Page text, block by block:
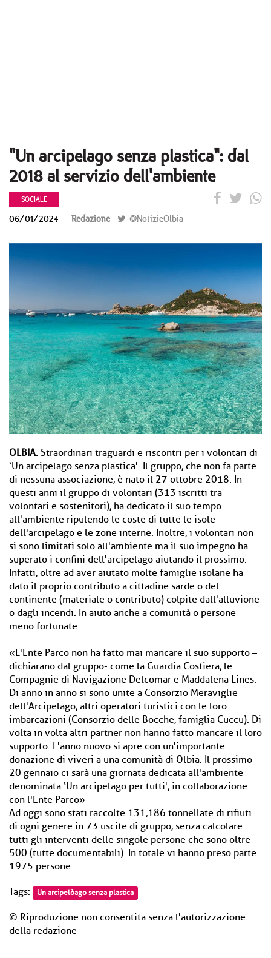
"Un arcipelago senza plastica": dal
2018 al servizio dell'ambiente
SOCIALE
06/01/2024 Redazione @NotizieOlbia
OLBIA. Straordinari traguardi e riscontri per i volontari di
‘Un arcipelago senza plastica'. Il gruppo, che non fa parte
di nessuna associazione, è nato il 27 ottobre 2018. In
questi anni il gruppo di volontari (313 iscritti tra
volontari e sostenitori), ha dedicato il suo tempo
all'ambiente ripulendo le coste di tutte le isole
dell'arcipelago e le zone interne. Inoltre, i volontari non
si sono limitati solo all'ambiente ma il suo impegno ha
superato i confini dell'arcipelago aiutando il prossimo.
Infatti, oltre ad aver aiutato molte famiglie isolane ha
dato il proprio contributo a cittadine sarde o del
continente (materiale o contributo) colpite dall'alluvione
o dagli incendi. In aiuto anche a comunità o persone
meno fortunate.
«L'Ente Parco non ha fatto mai mancare il suo supporto –
dichiarano dal gruppo- come la Guardia Costiera, le
Compagnie di Navigazione Delcomar e Maddalena Lines.
Di anno in anno si sono unite a Consorzio Meraviglie
dell'Arcipelago, altri operatori turistici con le loro
imbarcazioni (Consorzio delle Bocche, famiglia Cuccu). Di
volta in volta altri partner non hanno fatto mancare il loro
supporto. L'anno nuovo si apre con un'importante
donazione di viveri a una comunità di Olbia. Il prossimo
20 gennaio ci sarà una giornata dedicata all'ambiente
denominata ‘Un arcipelago per tutti', in collaborazione
con l'Ente Parco»
Ad oggi sono stati raccolte 131,186 tonnellate di rifiuti
di ogni genere in 73 uscite di gruppo, senza calcolare
tutti gli interventi delle singole persone che sono oltre
500 (tutte documentabili). In totale vi hanno preso parte
1975 persone.
Tags: Un arcipelòago senza plastica
© Riproduzione non consentita senza l'autorizzazione
della redazione